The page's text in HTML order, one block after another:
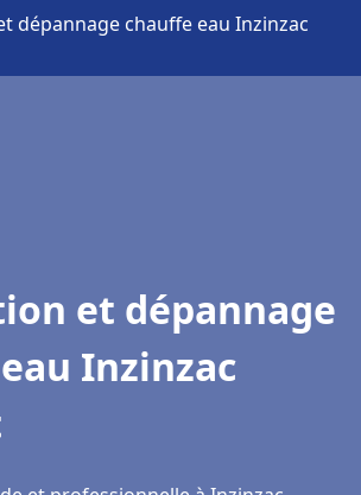
dépannage chauffe eau Inzinzac
et dépannage
Inzinzac